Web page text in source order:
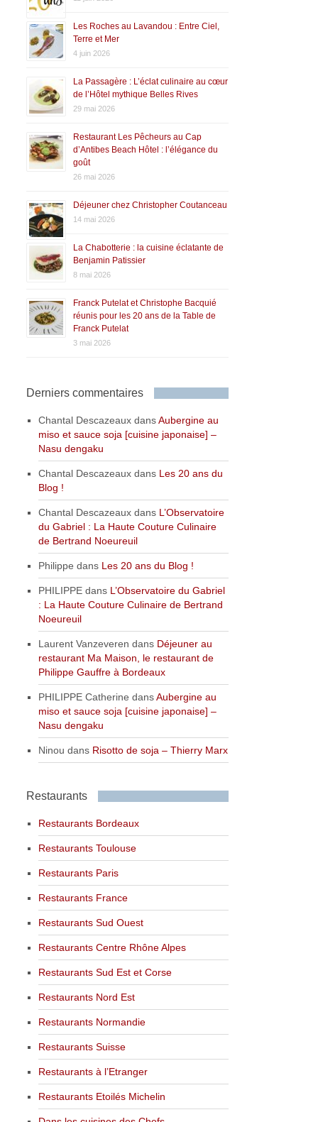
Les Roches au Lavandou : Entre Ciel,
Terre et Mer
4 juin 2026
La Passagère : L’éclat culinaire au cœur
de l’Hôtel mythique Belles Rives
29 mai 2026
Restaurant Les Pêcheurs au Cap
d’Antibes Beach Hôtel : l’élégance du
goût
26 mai 2026
Déjeuner chez Christopher Coutanceau
14 mai 2026
La Chabotterie : la cuisine éclatante de
Benjamin Patissier
8 mai 2026
Franck Putelat et Christophe Bacquié
réunis pour les 20 ans de la Table de
Franck Putelat
3 mai 2026
Derniers commentaires
Chantal Descazeaux dansAubergine au
miso et sauce soja [cuisine japonaise] –
Nasu dengaku
Chantal Descazeaux dans Les 20 ans du
Blog !
Chantal Descazeaux dans L’Observatoire
du Gabriel : La Haute Couture Culinaire
de Bertrand Noeureuil
Philippe dans Les 20 ans du Blog !
PHILIPPE dans L’Observatoire du Gabriel
: La Haute Couture Culinaire de Bertrand
Noeureuil
Laurent Vanzeveren dans Déjeuner au
restaurant Ma Maison, le restaurant de
Philippe Gauffre à Bordeaux
PHILIPPE Catherine dansAubergine au
miso et sauce soja [cuisine japonaise] –
Nasu dengaku
Ninou dans Risotto de soja – Thierry Marx
Restaurants
Restaurants Bordeaux
Restaurants Toulouse
Restaurants Paris
Restaurants France
Restaurants Sud Ouest
Restaurants Centre Rhône Alpes
Restaurants Sud Est et Corse
Restaurants Nord Est
Restaurants Normandie
Restaurants Suisse
Restaurants à l’Etranger
Restaurants Etoilés Michelin